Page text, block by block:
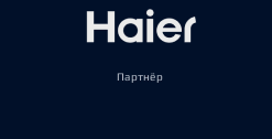
Партнёр